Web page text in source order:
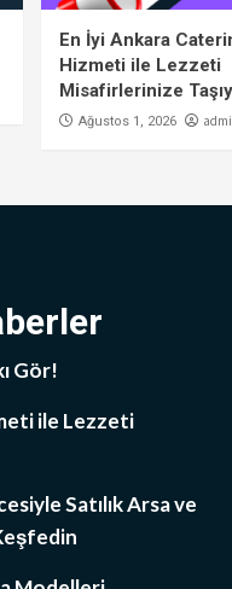
En İyi Ankara
Hizmeti ile Lezzeti
Misafirlerinize
Ağustos 1, 2026
Gör!
ile Lezzeti
Satılık Arsa ve